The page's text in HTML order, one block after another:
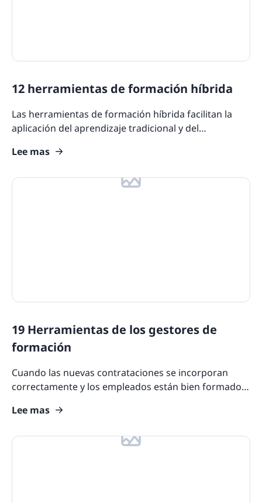
12 herramientas de formación híbrida
Las herramientas de formación híbrida facilitan la
aplicación del aprendizaje tradicional y del
Lee mas
19 Herramientas de los gestores de
formación
Cuando las nuevas contrataciones se incorporan
correctamente y los empleados están bien formados,
sus
Lee mas